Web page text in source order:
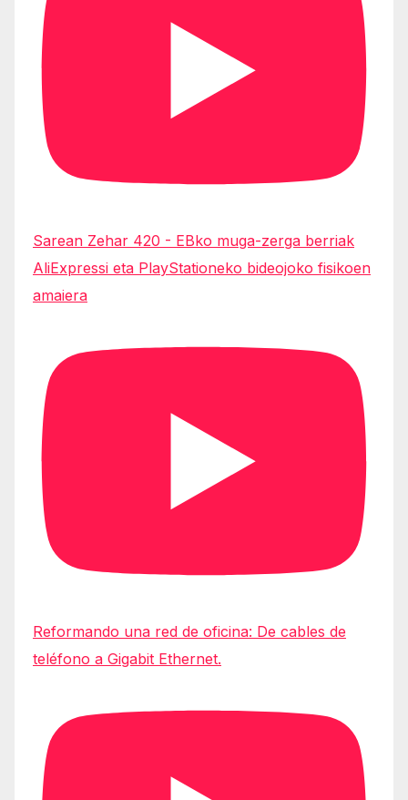
Sarean Zehar 420 - EBko muga-zerga berriak
AliExpressi eta PlayStationeko bideojoko fisikoen
amaiera
Reformando una red de oficina: De cables de
teléfono a Gigabit Ethernet.